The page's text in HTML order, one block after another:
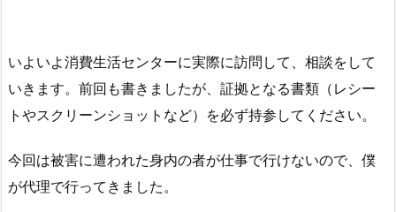
いよいよ消費生活センターに実際に訪問して、相談をして
いきます。前回も書きましたが、証拠となる書類（レシー
トやスクリーンショットなど）を必ず持参してください。
今回は被害に遭われた身内の者が仕事で行けないので、僕
が代理で行ってきました。